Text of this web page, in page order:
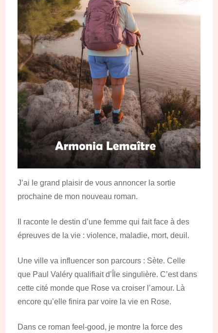
J’ai le grand plaisir de vous annoncer la sortie
prochaine de mon nouveau roman.
Il raconte le destin d’une femme qui fait face à des
épreuves de la vie : violence, maladie, mort, deuil.
Une ville va influencer son parcours : Sète. Celle
que Paul Valéry qualifiait d’Île singulière. C’est dans
cette cité monde que Rose va croiser l’amour. Là
encore qu’elle finira par voire la vie en Rose.
Dans ce roman feel-good, je montre la force des